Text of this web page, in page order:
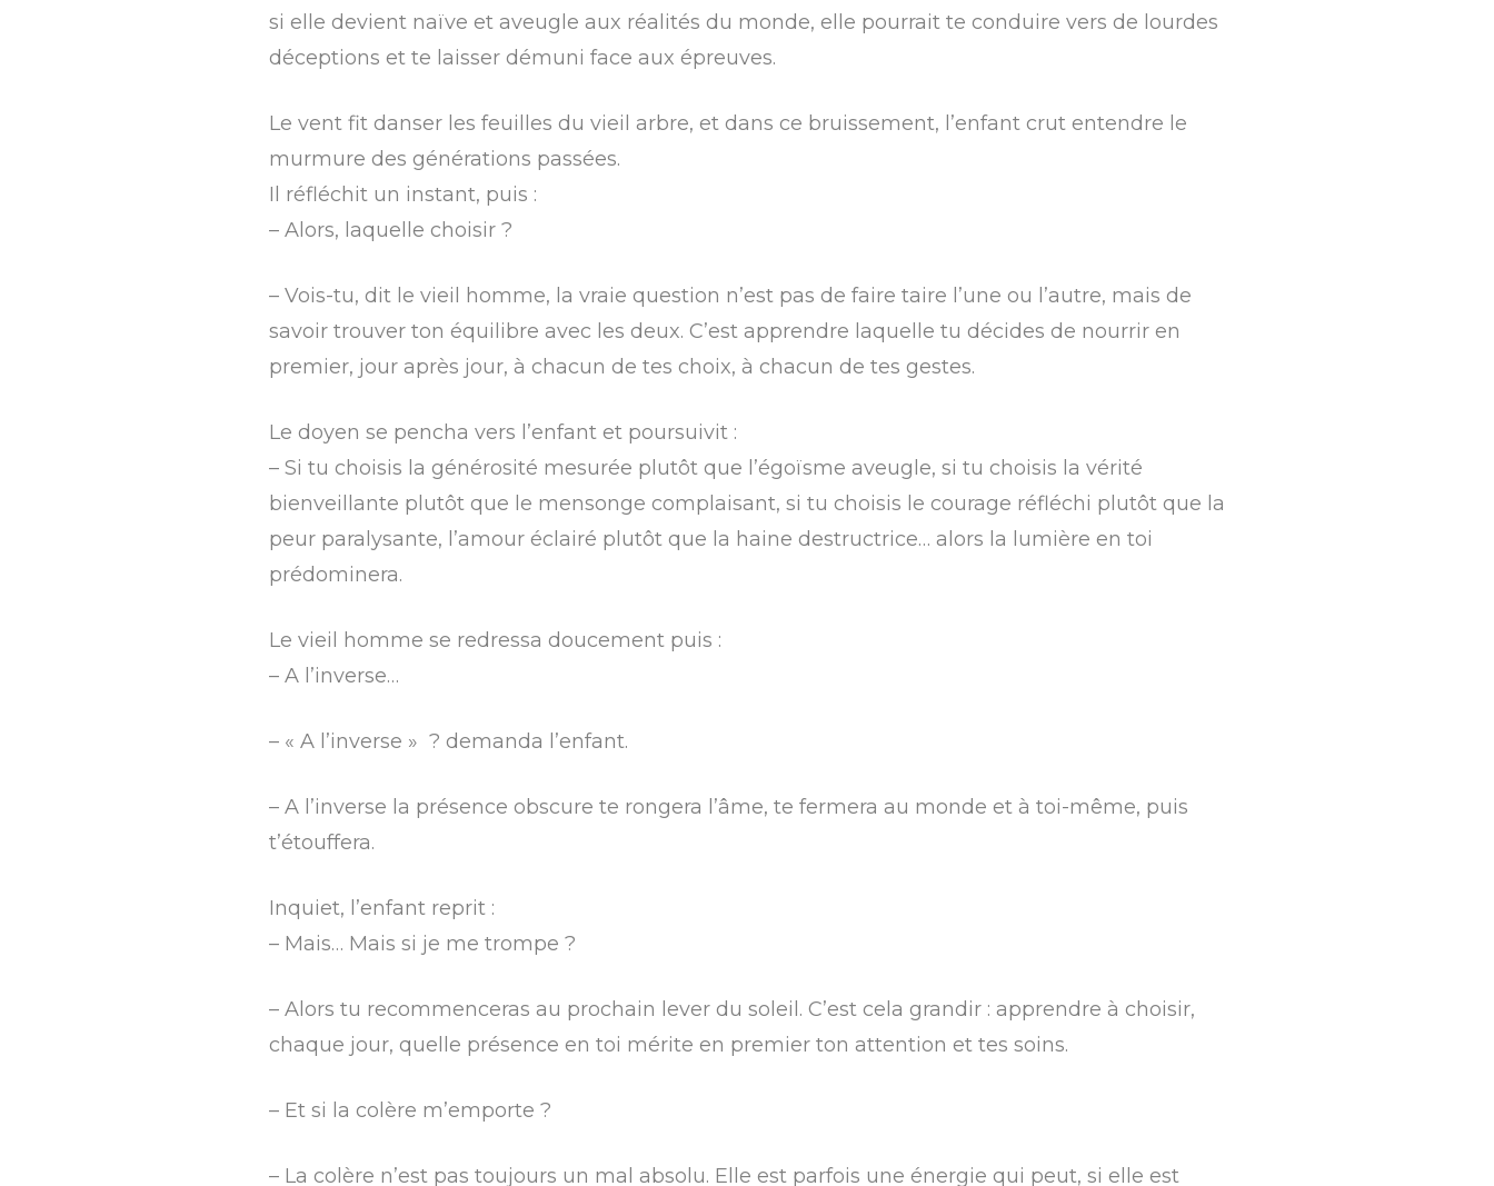
si elle devient naïve et aveugle aux réalités du monde, elle pourrait te conduire vers de lourdes
déceptions et te laisser démuni face aux épreuves.
Le vent fit danser les feuilles du vieil arbre, et dans ce bruissement, l’enfant crut entendre le
murmure des générations passées.
Il réfléchit un instant, puis :
– Alors, laquelle choisir ?
– Vois-tu, dit le vieil homme, la vraie question n’est pas de faire taire l’une ou l’autre, mais de
savoir trouver ton équilibre avec les deux. C’est apprendre laquelle tu décides de nourrir en
premier, jour après jour, à chacun de tes choix, à chacun de tes gestes.
Le doyen se pencha vers l’enfant et poursuivit :
– Si tu choisis la générosité mesurée plutôt que l’égoïsme aveugle, si tu choisis la vérité
bienveillante plutôt que le mensonge complaisant, si tu choisis le courage réfléchi plutôt que la
peur paralysante, l’amour éclairé plutôt que la haine destructrice… alors la lumière en toi
prédominera.
Le vieil homme se redressa doucement puis :
– A l’inverse…
– « A l’inverse » ? demanda l’enfant.
– A l’inverse la présence obscure te rongera l’âme, te fermera au monde et à toi-même, puis
t’étouffera.
Inquiet, l’enfant reprit :
– Mais… Mais si je me trompe ?
– Alors tu recommenceras au prochain lever du soleil. C’est cela grandir : apprendre à choisir,
chaque jour, quelle présence en toi mérite en premier ton attention et tes soins.
– Et si la colère m’emporte ?
– La colère n’est pas toujours un mal absolu. Elle est parfois une énergie qui peut, si elle est